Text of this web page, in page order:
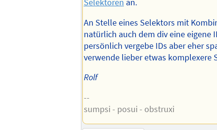
Selektoren an.
An Stelle eines Selektors mit
natürlich auch dem div eine eigene
persönlich vergebe IDs aber eher
verwende lieber etwas komplexere
Rolf
--
sumpsi - posui - obstruxi